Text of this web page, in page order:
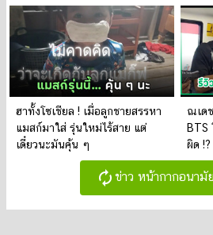
ฮาทั้งโซเชียล ! เมื่อลูกชายสรรหา
แมสก์มาใส่ รุ่นใหม่ไร้สาย แต่
เดี๋ยวนะมันคุ้น ๆ
ณเด
BTS
ผิด !?
autorenew ข่าว หน้ากากอนามั